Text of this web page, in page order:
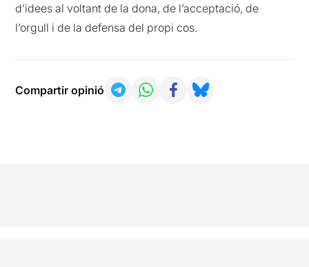
d’idees al voltant de la dona, de l’acceptació, de
l’orgull i de la defensa del propi cos.
Compartir opinió